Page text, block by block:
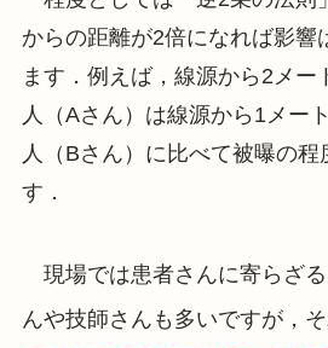
からの距離が2倍になれば影響
ます．例えば，線源から2メー
人（Aさん）は線源から1メー
人（Bさん）に比べて被曝の程
す．
現場では患者さんに寄らざ
んや技師さんも多いですが，